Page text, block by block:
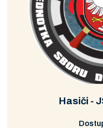
Hasiči -